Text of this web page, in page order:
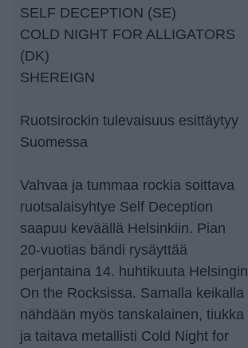
SELF DECEPTION (SE)
COLD NIGHT FOR ALLIGATORS
(DK)
SHEREIGN
Ruotsirockin tulevaisuus esittäytyy
Suomessa
Vahvaa ja tummaa rockia soittava
ruotsalaisyhtye Self Deception
saapuu keväällä Helsinkiin. Pian
20-vuotias bändi rysäyttää
perjantaina 14. huhtikuuta Helsingin
On the Rocksissa. Samalla keikalla
nähdään myös tanskalainen, tiukka
ja taitava metallisti Cold Night for